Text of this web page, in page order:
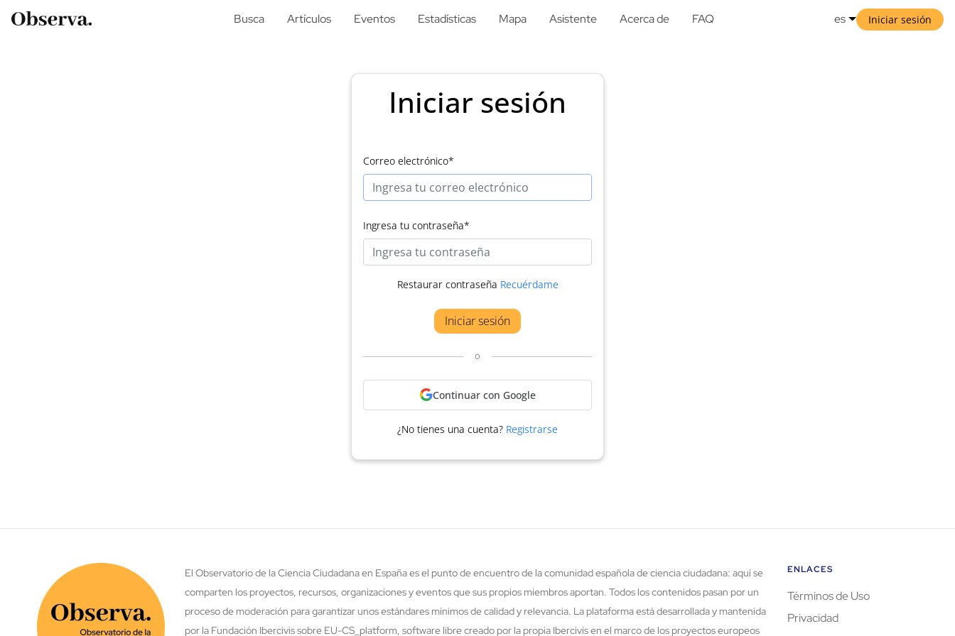
es Iniciar sesión
Busca Artículos Eventos Estadísticas Mapa Asistente Acerca de FAQ
Iniciar sesión
Correo electrónico*
Ingresa tu contraseña*
Restaurar contraseña Recuérdame
Iniciar sesión
o
Continuar con Google
¿No tienes una cuenta? Registrarse
El Observatorio de la Ciencia Ciudadana en España es el punto de encuentro de la comunidad española de ciencia ciudadana: aquí se
comparten los proyectos, recursos, organizaciones y eventos que sus propios miembros aportan. Todos los contenidos pasan por un
proceso de moderación para garantizar unos estándares mínimos de calidad y relevancia. La plataforma está desarrollada y mantenida
por la Fundación Ibercivis sobre EU-CS_platform, software libre creado por la propia Ibercivis en el marco de los proyectos europeos
ENLACES
Términos de Uso
Privacidad